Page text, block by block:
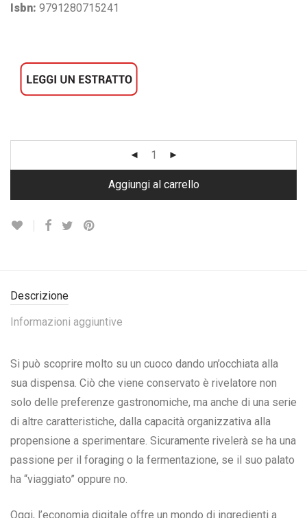
Isbn: 9791280715241
Aggiungi al carrello
Descrizione
Informazioni aggiuntive
Si può scoprire molto su un cuoco dando un’occhiata alla
sua dispensa. Ciò che viene conservato è rivelatore non
solo delle preferenze gastronomiche, ma anche di una serie
di altre caratteristiche, dalla capacità organizzativa alla
propensione a sperimentare. Sicuramente rivelerà se ha una
passione per il foraging o la fermentazione, se il suo palato
ha “viaggiato” oppure no.
Oggi, l’economia digitale offre un mondo di ingredienti a